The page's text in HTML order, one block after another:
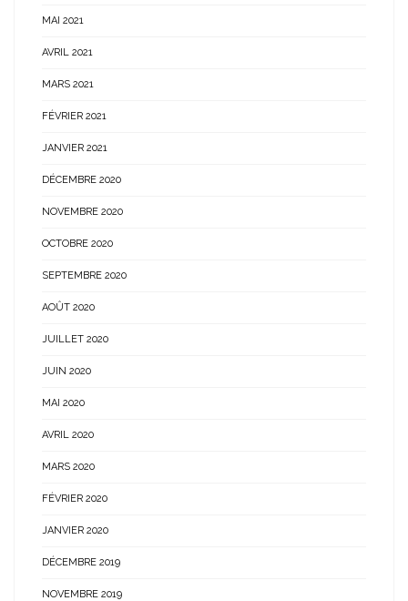
MAI 2021
AVRIL 2021
MARS 2021
FÉVRIER 2021
JANVIER 2021
DÉCEMBRE 2020
NOVEMBRE 2020
OCTOBRE 2020
SEPTEMBRE 2020
AOÛT 2020
JUILLET 2020
JUIN 2020
MAI 2020
AVRIL 2020
MARS 2020
FÉVRIER 2020
JANVIER 2020
DÉCEMBRE 2019
NOVEMBRE 2019